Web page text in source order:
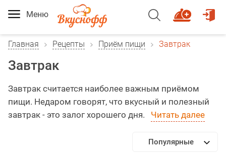
Меню
Главная Рецепты Приём пищи Завтрак
Завтрак
Завтрак считается наиболее важным приёмом
пищи. Недаром говорят, что вкусный и полезный
завтрак - это залог хорошего дня.
Читать далее
Популярные